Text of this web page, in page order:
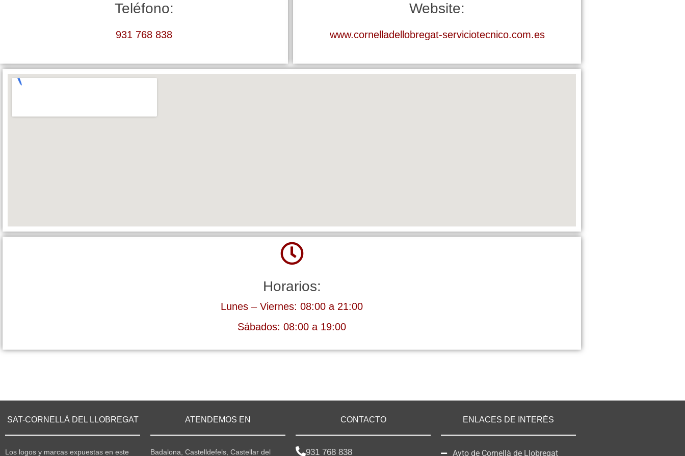
Teléfono:
931 768 838
Website:
www.cornelladellobregat-serviciotecnico.com.es
Horarios:
Lunes – Viernes: 08:00 a 21:00
Sábados: 08:00 a 19:00
SAT-CORNELLÀ DEL LLOBREGAT
Los logos y marcas expuestas en este
ATENDEMOS EN
Badalona, Castelldefels, Castellar del
CONTACTO
931 768 838
ENLACES DE INTERÉS
Ayto de Cornellà de Llobregat